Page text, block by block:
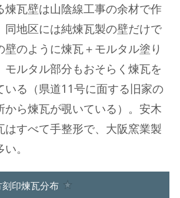
煉瓦壁は山陰線工事の余材で作
同地区には純煉瓦製の壁だけで
壁のように煉瓦＋モルタル塗り
モルタル部分もおそらく煉瓦を
いる（県道11号に面する旧家の
から煉瓦が覗いている）。安木
はすべて手整形で、大阪窯業製
。